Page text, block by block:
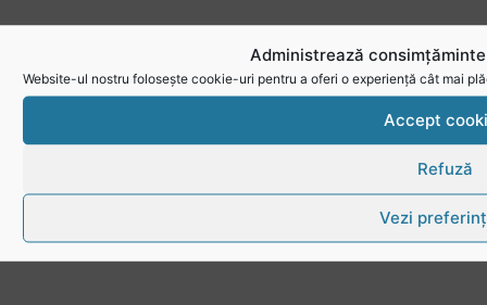
Administrează
Website-ul nostru folosește cookie-uri pentru a oferi o experiență cât mai
Accept
Refuză
Vezi